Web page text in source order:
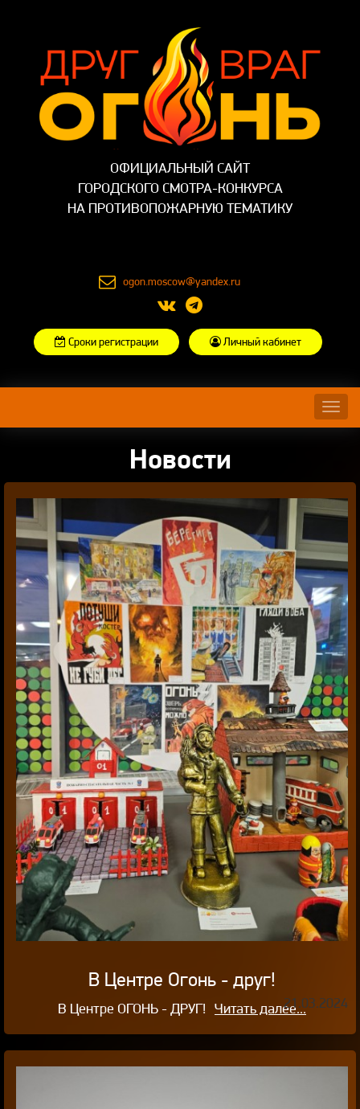
ОФИЦИАЛЬНЫЙ САЙТ
ГОРОДСКОГО СМОТРА-КОНКУРСА
НА ПРОТИВОПОЖАРНУЮ ТЕМАТИКУ
ogon.moscow@yandex.ru
Сроки регистрации Личный кабинет
Новости
В Центре Огонь - друг!
В Центре ОГОНЬ - ДРУГ! Читать далее...21.03.2024